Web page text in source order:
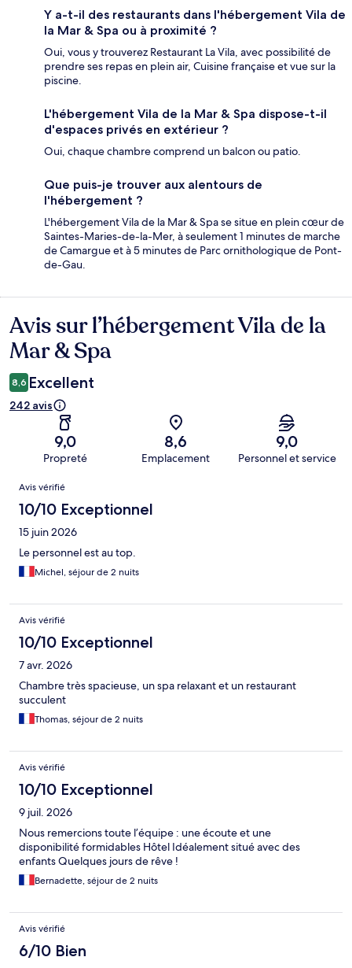
Y a-t-il des restaurants dans l'hébergement Vila de
la Mar & Spa ou à proximité ?
Oui, vous y trouverez Restaurant La Vila, avec possibilité de
prendre ses repas en plein air, Cuisine française et vue sur la
piscine.
L'hébergement Vila de la Mar & Spa dispose-t-il
d'espaces privés en extérieur ?
Oui, chaque chambre comprend un balcon ou patio.
Que puis-je trouver aux alentours de
l'hébergement ?
L'hébergement Vila de la Mar & Spa se situe en plein cœur de
Saintes-Maries-de-la-Mer, à seulement 1 minutes de marche
de Camargue et à 5 minutes de Parc ornithologique de Pont-
de-Gau.
Avis
Avis sur l’hébergement Vila de la
Mar & Spa
8,6 Excellent
242 avis
9,0
Propreté
8,6
Emplacement
9,0
Personnel et service
Avis
Avis vérifié
10/10 Exceptionnel
15 juin 2026
Le personnel est au top.
Michel, séjour de 2 nuits
Avis vérifié
10/10 Exceptionnel
7 avr. 2026
Chambre très spacieuse, un spa relaxant et un restaurant
succulent
Thomas, séjour de 2 nuits
Avis vérifié
10/10 Exceptionnel
9 juil. 2026
Nous remercions toute l’équipe : une écoute et une
disponibilité formidables Hôtel Idéalement situé avec des
enfants Quelques jours de rêve !
Bernadette, séjour de 2 nuits
Avis vérifié
6/10 Bien